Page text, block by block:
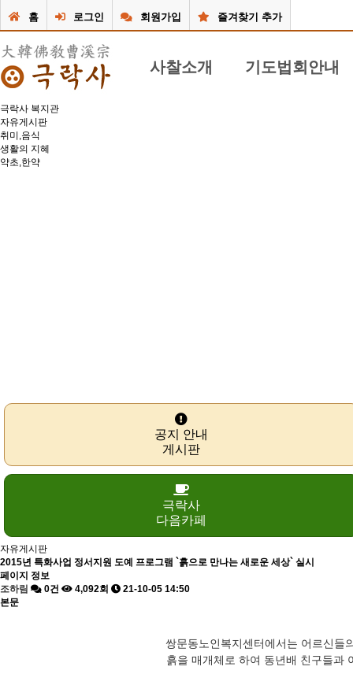
홈 로그인 회원가입 즐겨찾기 추가
사찰소개 기도법회안내
극락사 복지관
자유게시판
취미,음식
생활의 지혜
약초,한약
공지 안내
게시판
극락사
다음카페
자유게시판
2015년 특화사업 정서지원 도예 프로그램 `흙으로 만나는 새로운 세상` 실시
페이지 정보
조하림
0건 4,092회
21-10-05 14:50
본문
쌍문동노인복지센터에서는 어르신들
흙을 매개체로 하여 동년배 친구들과